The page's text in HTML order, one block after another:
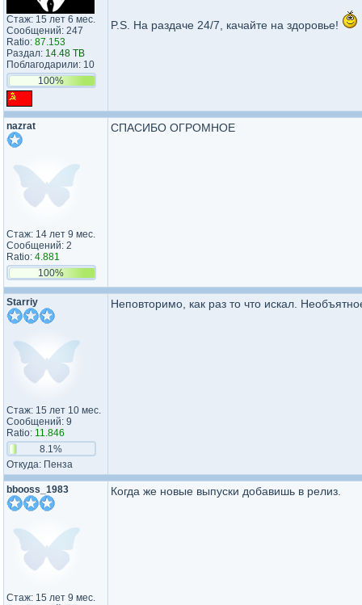
Стаж: 15 лет 6 мес.
Сообщений: 247
Ratio: 87.153
Раздал: 14.48 TB
Поблагодарили: 10
100%
P.S. На раздаче 24/7, качайте на здоровье!
nazrat
Стаж: 14 лет 9 мес.
Сообщений: 2
Ratio: 4.881
100%
СПАСИБО ОГРОМНОЕ
Starriy
Стаж: 15 лет 10 мес.
Сообщений: 9
Ratio: 11.846
8.1%
Откуда: Пенза
Неповторимо, как раз то что искал.
bbooss_1983
Стаж: 15 лет 9 мес.
Когда же новые выпуски добавишь в релиз.